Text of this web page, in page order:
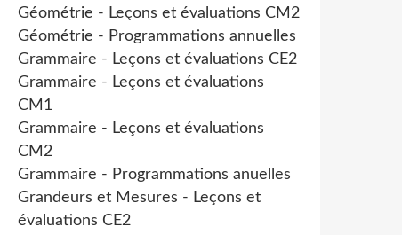
Géométrie - Leçons et évaluations CM2
Géométrie - Programmations annuelles
Grammaire - Leçons et évaluations CE2
Grammaire - Leçons et évaluations
CM1
Grammaire - Leçons et évaluations
CM2
Grammaire - Programmations anuelles
Grandeurs et Mesures - Leçons et
évaluations CE2